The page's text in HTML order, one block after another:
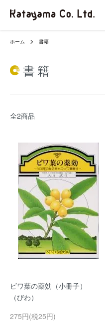
ホーム 書籍
書籍
全2商品
ビワ葉の薬効（小冊子）
（びわ）
275円(税25円)